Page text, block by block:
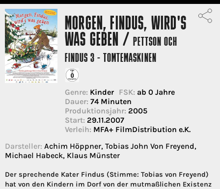
MORGEN, FINDUS, WIRD'S
WAS GEBEN /PETTSON OCH
FINDUS 3 - TOMTEMASKINEN
Genre: Kinder FSK: ab 0 Jahre
Dauer: 74 Minuten
Produktionsjahr: 2005
Start: 29.11.2007
Verleih: MFA+ FilmDistribution e.K.
Darsteller: Achim Höppner, Tobias John Von Freyend,
Michael Habeck, Klaus Münster
Der sprechende Kater Findus (Stimme: Tobias von Freyend)
hat von den Kindern im Dorf von der mutmaßlichen Existenz